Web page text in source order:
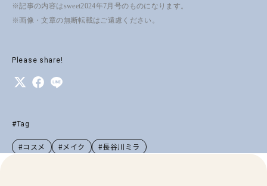
※記事の内容はsweet2024年7月号のものになります。
※画像・文章の無断転載はご遠慮ください。
Please share!
#Tag
#コスメ #メイク #長谷川ミラ